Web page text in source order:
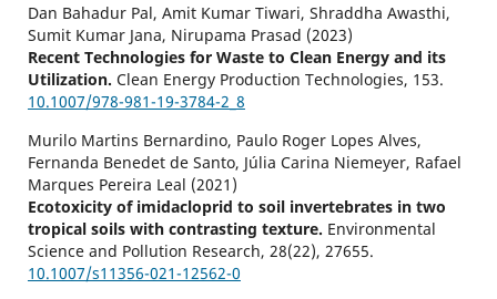
Dan Bahadur Pal, Amit Kumar Tiwari, Shraddha Awasthi,
Sumit Kumar Jana, Nirupama Prasad (2023)
Recent Technologies for Waste to Clean Energy and its
Utilization. Clean Energy Production Technologies, 153.
10.1007/978-981-19-3784-2_8
Murilo Martins Bernardino, Paulo Roger Lopes Alves,
Fernanda Benedet de Santo, Júlia Carina Niemeyer, Rafael
Marques Pereira Leal (2021)
Ecotoxicity of imidacloprid to soil invertebrates in two
tropical soils with contrasting texture. Environmental
Science and Pollution Research, 28(22), 27655.
10.1007/s11356-021-12562-0